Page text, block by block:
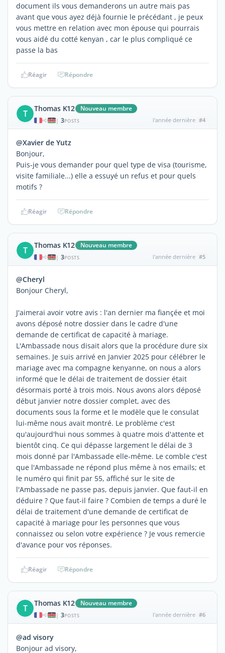
document ils vous demanderons un autre mais pas
avant que vous ayez déjà fournie le précédant , je peux
vous mettre en relation avec mon épouse qui pourrais
vous aidé du cotté kenyan , car le plus compliqué ce
passe la bas
Réagir Répondre
T Thomas K12 Nouveau membre
| 3POSTS l'année dernière #4
@Xavier de Yutz
Bonjour,
Puis-je vous demander pour quel type de visa (tourisme,
visite familiale...) elle a essuyé un refus et pour quels
motifs ?
Réagir Répondre
T Thomas K12 Nouveau membre
| 3POSTS l'année dernière #5
@Cheryl
Bonjour Cheryl,
J'aimerai avoir votre avis : l'an dernier ma fiançée et moi
avons déposé notre dossier dans le cadre d'une
demande de certificat de capacité à mariage.
L'Ambassade nous disait alors que la procédure dure six
semaines. Je suis arrivé en Janvier 2025 pour célébrer le
mariage avec ma compagne kenyanne, on nous a alors
informé que le délai de traitement de dossier était
désormais porté à trois mois. Nous avons alors déposé
début janvier notre dossier complet, avec des
documents sous la forme et le modèle que le consulat
lui-même nous avait montré. Le problème c'est
qu'aujourd'hui nous sommes à quatre mois d'attente et
bientôt cinq. Ce qui dépasse largement le délai de 3
mois donné par l'Ambassade elle-même. Le comble c'est
que l'Ambassade ne répond plus même à nos emails; et
le numéro qui finit par 55, affiché sur le site de
l'Ambassade ne passe pas, depuis janvier. Que faut-il en
déduire ? Que faut-il faire ? Combien de temps a duré le
délai de traitement d'une demande de certificat de
capacité à mariage pour les personnes que vous
connaissez ou selon votre expérience ? Je vous remercie
d'avance pour vos réponses.
Réagir Répondre
T Thomas K12 Nouveau membre
| 3POSTS l'année dernière #6
@ad visory
Bonjour ad visory,